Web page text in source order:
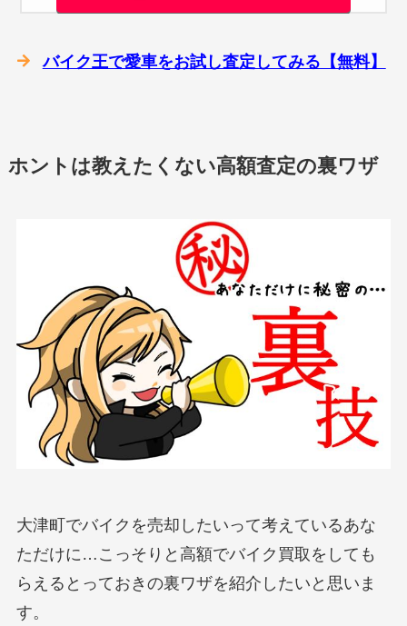
バイク王で愛車をお試し査定してみる【無料】
ホントは教えたくない高額査定の裏ワザ
大津町でバイクを売却したいって考えているあな
ただけに…こっそりと高額でバイク買取をしても
らえるとっておきの裏ワザを紹介したいと思いま
す。